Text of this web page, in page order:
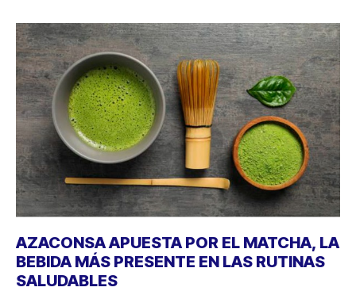
AZACONSA APUESTA POR EL MATCHA, LA
BEBIDA MÁS PRESENTE EN LAS RUTINAS
SALUDABLES